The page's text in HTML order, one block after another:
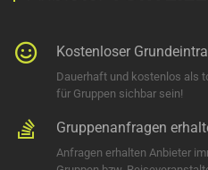
Kostenloser
Dauerhaft und kostenlos als
für Gruppen sichbar sein!
Gruppenanfragen
Anfragen erhalten Anbieter